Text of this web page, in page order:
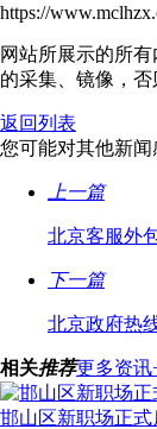
https://
网站所展示的所
的采集、镜像，否
返回列表
您可能对其他新闻
上一篇
北京客服外
下一篇
北京政府热
相关推荐更多资讯
邯山区新职场正式